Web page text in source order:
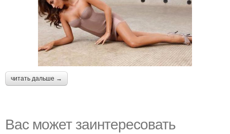
читать дальше →
Вас может заинтересовать